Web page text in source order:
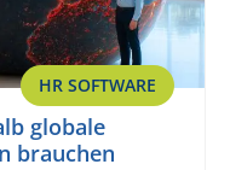
HR SOFTWARE
globale
brauchen